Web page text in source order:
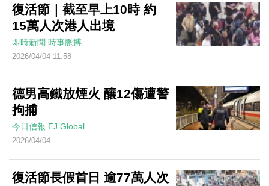
復活節｜截至早上10時 約
15萬人次港人出境
即時新聞 時事脈搏
2026/04/04 11:58
德男高鐵放煙火 釀12傷遭警
拘捕
今日信報 EJ Global
2026/04/04
復活節長假首日 逾77萬人次